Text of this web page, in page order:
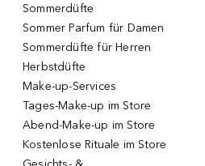
Sommerdüfte
Sommer Parfum für Damen
Sommerdüfte für Herren
Herbstdüfte
Make-up-Services
Tages-Make-up im Store
Abend-Make-up im Store
Kostenlose Rituale im Store